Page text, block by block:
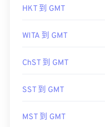
HKT 到 GMT
WITA 到 GMT
ChST 到 GMT
SST 到 GMT
MST 到 GMT